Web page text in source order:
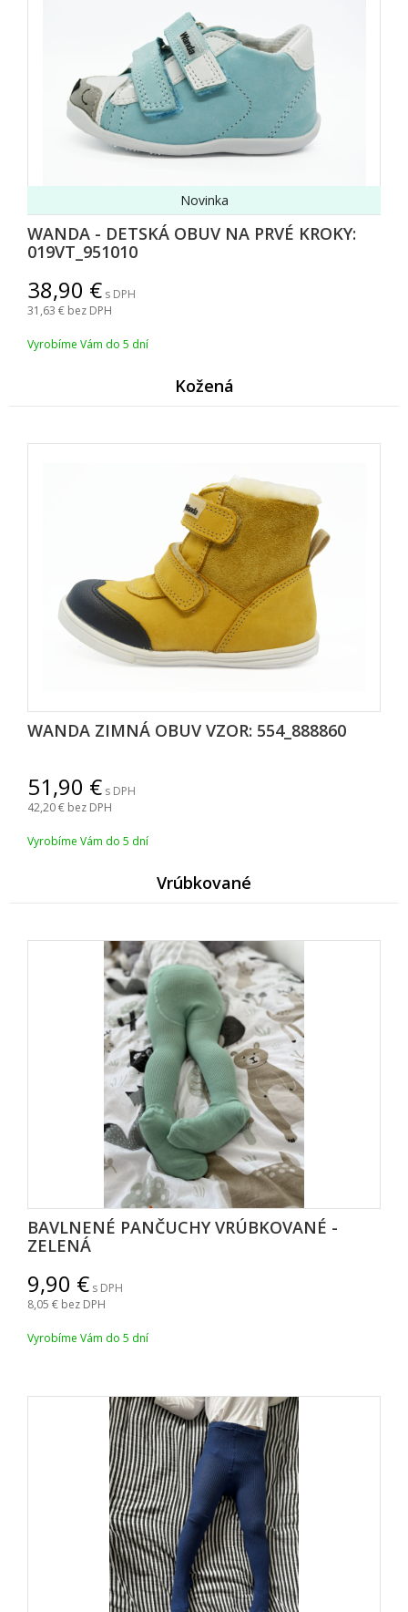
WANDA - DETSKÁ OBUV NA PRVÉ KROKY:
019VT_951010
Novinka
38,90
s DPH
31,63 bez DPH
Vyrobíme Vám do 5 dní
Kožen
WANDA ZIMNÁ OBUV VZOR: 554_888860
51,90
s DPH
42,20 bez DPH
Vyrobíme Vám do 5 dní
Vrúbkované
BAVLNENÉ PANČUCHY VRÚBKOVANÉ -
ZELENÁ
9,90
s DPH
8,05 bez DPH
Vyrobíme Vám do 5 dní